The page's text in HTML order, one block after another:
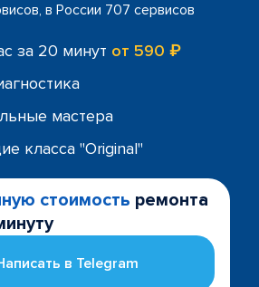
в России 707 сервисов
за 20 минут от 590 ₽
мастера
класса "Original"
стоимость ремонта
в Telegram